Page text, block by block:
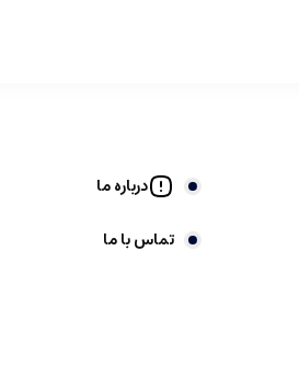
درباره ما
تماس با ما